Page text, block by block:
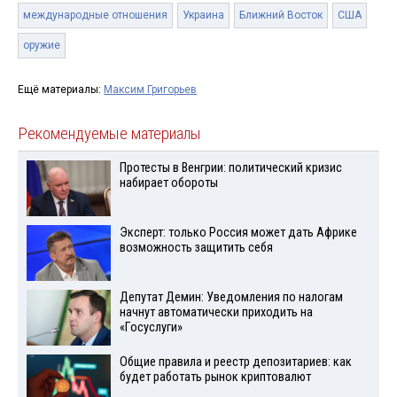
международные отношения Украина Ближний Восток США
оружие
Ещё материалы: Максим Григорьев
Рекомендуемые материалы
Протесты в Венгрии: политический кризис
набирает обороты
Эксперт: только Россия может дать Африке
возможность защитить себя
Депутат Демин: Уведомления по налогам
начнут автоматически приходить на
«Госуслуги»
Общие правила и реестр депозитариев: как
будет работать рынок криптовалют